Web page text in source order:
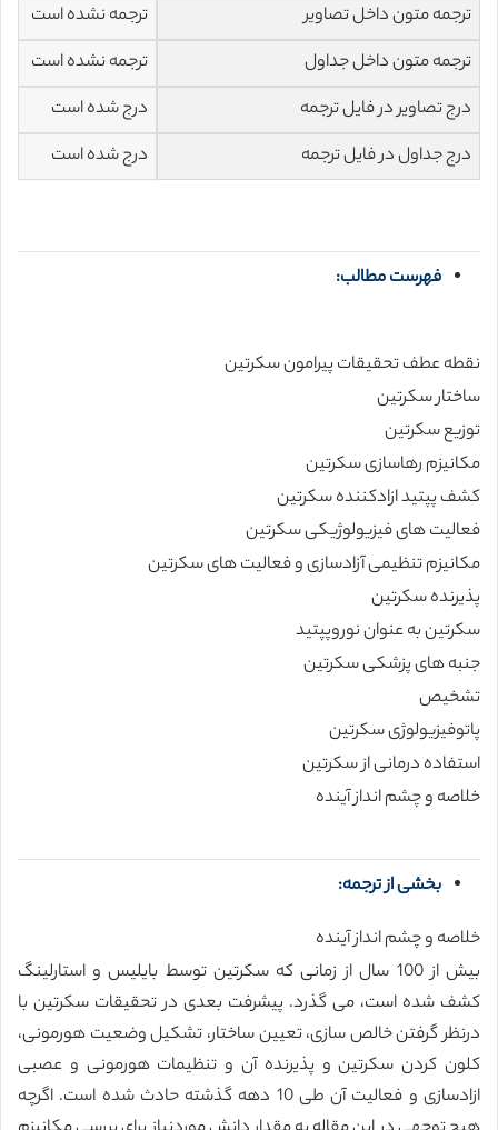
ترجمه متون داخل تصاویر
ترجمه نشده است
ترجمه متون داخل جداول
ترجمه نشده است
درج تصاویر در فایل ترجمه
درج شده است
درج جداول در فایل ترجمه
درج شده است
فهرست مطالب:
نقطه عطف تحقیقات پیرامون سکرتین
ساختار سکرتین
توزیع سکرتین
مکانیزم رهاسازی سکرتین
کشف پپتید ازادکننده سکرتین
فعالیت های فیزیولوژیکی سکرتین
مکانیزم تنظیمی آزادسازی و فعالیت های سکرتین
پذیرنده سکرتین
سکرتین به عنوان نوروپپتید
جنبه های پزشکی سکرتین
تشخیص
پاتوفیزیولوژی سکرتین
استفاده درمانی از سکرتین
خلاصه و چشم انداز آینده
بخشی از ترجمه:
خلاصه و چشم انداز آینده
بیش از 100 سال از زمانی که سکرتین توسط بایلیس و استارلینگ
کشف شده است، می گذرد. پیشرفت بعدی در تحقیقات سکرتین با
درنظر گرفتن خالص سازی، تعیین ساختار، تشکیل وضعیت هورمونی،
کلون کردن سکرتین و پذیرنده آن و تنظیمات هورمونی و عصبی
ازادسازی و فعالیت آن طی 10 دهه گذشته حادث شده است. اگرچه